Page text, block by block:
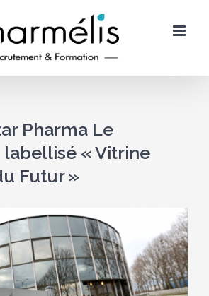
Pharma Le
« Vitrine
Futur »